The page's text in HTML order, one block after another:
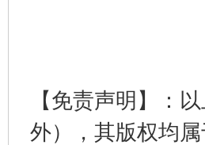
【免责声明】：
外），其版权均